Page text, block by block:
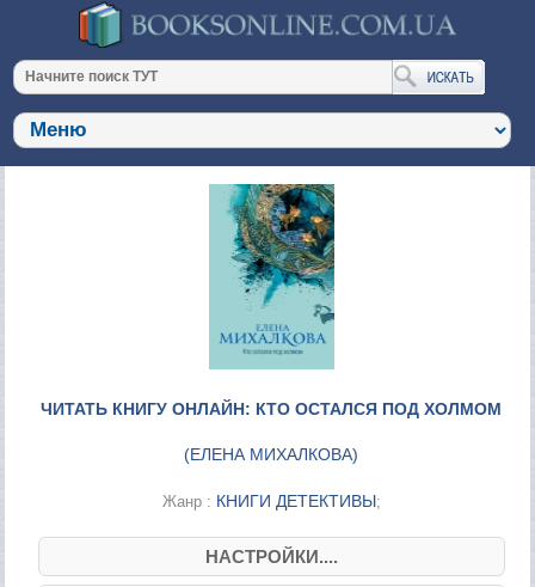
ЧИТАТЬ КНИГУ ОНЛАЙН: КТО ОСТАЛСЯ ПОД ХОЛМОМ
(ЕЛЕНА МИХАЛКОВА)
Жанр : КНИГИ ДЕТЕКТИВЫ;
НАСТРОЙКИ....